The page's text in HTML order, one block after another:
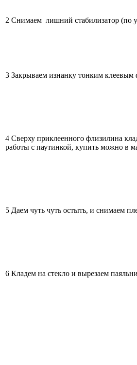
2 Снимаем лишний стабилизатор (по
3 Закрываем изнанку тонким клеевым
4 Сверху приклеенного флизилина
работы с паутинкой, купить можно в
5 Даем чуть чуть остыть, и снимаем
6 Кладем на стекло и вырезаем